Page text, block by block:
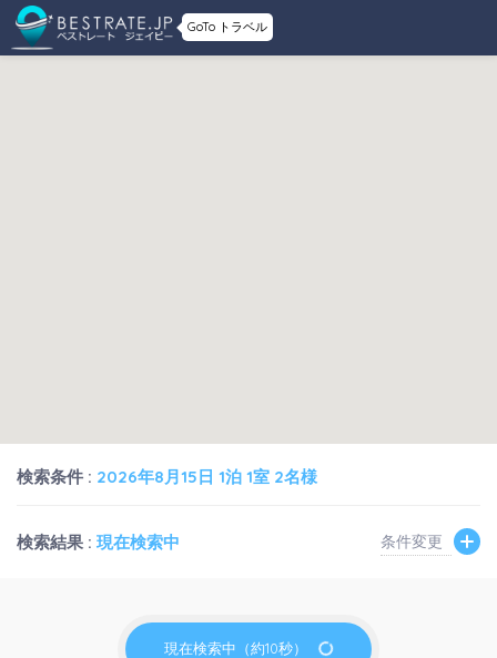
GoTo トラベル
検索条件 : 2026年8月15日 1泊 1室 2名様
検索結果 : 現在検索中 条件変更
現在検索中（約10秒）